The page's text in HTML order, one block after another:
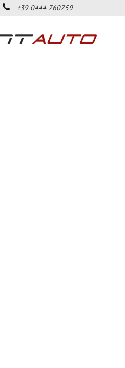
+39 0444 760759